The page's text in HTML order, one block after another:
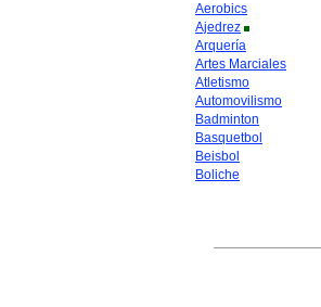
Aerobics
Ajedrez
Arquería
Artes Marciales
Atletismo
Automovilismo
Badminton
Basquetbol
Beisbol
Boliche